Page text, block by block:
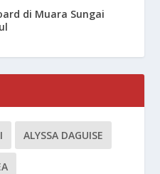
di Muara Sungai
ALYSSA DAGUISE